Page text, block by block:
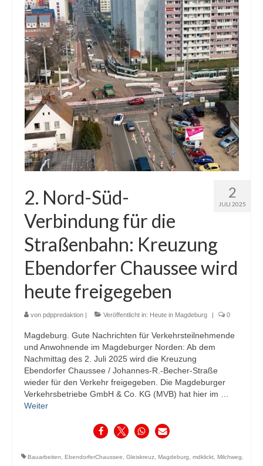
2
JULI 2025
2. Nord-Süd-
Verbindung für die
Straßenbahn: Kreuzung
Ebendorfer Chaussee wird
heute freigegeben
von pdppredaktion Veröffentlicht in: Heute in Magdeburg 0
Magdeburg. Gute Nachrichten für Verkehrsteilnehmende
und Anwohnende im Magdeburger Norden: Ab dem
Nachmittag des 2. Juli 2025 wird die Kreuzung
Ebendorfer Chaussee / Johannes-R.-Becher-Straße
wieder für den Verkehr freigegeben. Die Magdeburger
Verkehrsbetriebe GmbH & Co. KG (MVB) hat hier im …
Weiter
Bauarbeiten, EbendorferChaussee, Gleiskreuz, Magdeburg, mdklickt, Milchweg,